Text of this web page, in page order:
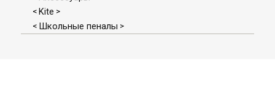
< Kite >
< Школьные пеналы >